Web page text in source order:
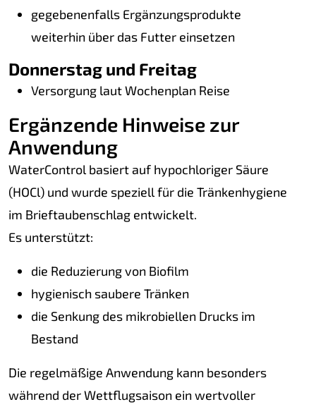
gegebenenfalls Ergänzungsprodukte
weiterhin über das Futter einsetzen
Donnerstag und Freitag
Versorgung laut Wochenplan Reise
Ergänzende Hinweise zur
Anwendung
WaterControl basiert auf hypochloriger Säure
(HOCl) und wurde speziell für die Tränkenhygiene
im Brieftaubenschlag entwickelt.
Es unterstützt:
die Reduzierung von Biofilm
hygienisch saubere Tränken
die Senkung des mikrobiellen Drucks im
Bestand
Die regelmäßige Anwendung kann besonders
während der Wettflugsaison ein wertvoller